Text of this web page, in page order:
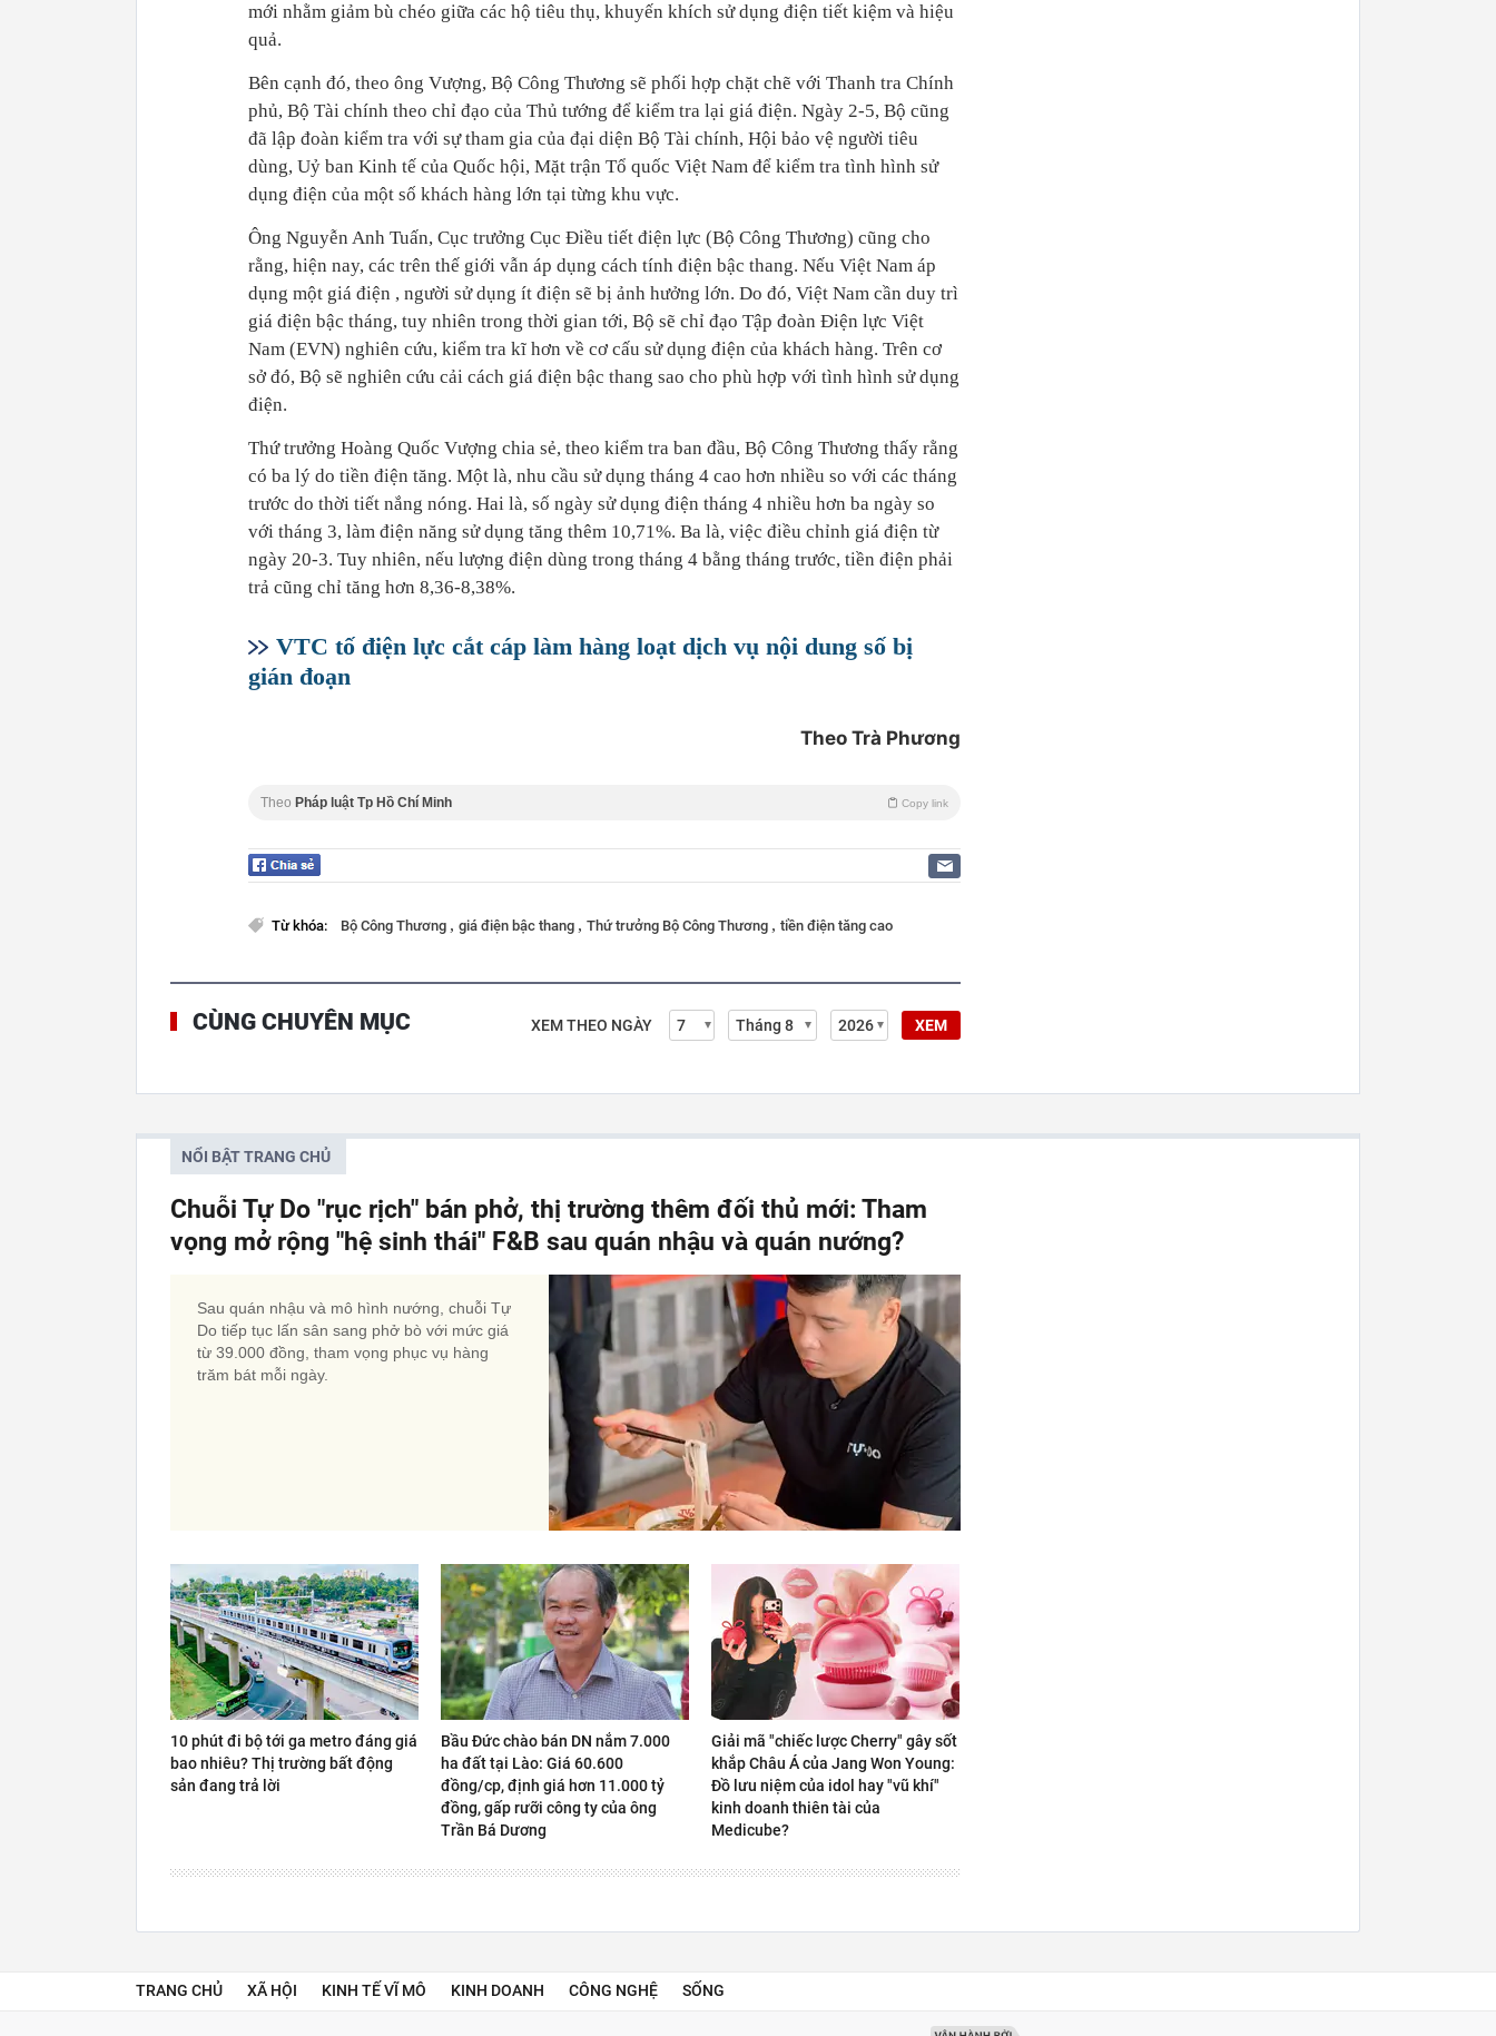
mới nhằm giảm bù chéo giữa các hộ tiêu thụ, khuyến khích sử dụng điện tiết kiệm và hiệu
quả.
Bên cạnh đó, theo ông Vượng, Bộ Công Thương sẽ phối hợp chặt chẽ với Thanh tra Chính
phủ, Bộ Tài chính theo chỉ đạo của Thủ tướng để kiểm tra lại giá điện. Ngày 2-5, Bộ cũng
đã lập đoàn kiểm tra với sự tham gia của đại diện Bộ Tài chính, Hội bảo vệ người tiêu
dùng, Uỷ ban Kinh tế của Quốc hội, Mặt trận Tổ quốc Việt Nam để kiểm tra tình hình sử
dụng điện của một số khách hàng lớn tại từng khu vực.
Ông Nguyễn Anh Tuấn, Cục trưởng Cục Điều tiết điện lực (Bộ Công Thương) cũng cho
rằng, hiện nay, các trên thế giới vẫn áp dụng cách tính điện bậc thang. Nếu Việt Nam áp
dụng một giá điện , người sử dụng ít điện sẽ bị ảnh hưởng lớn. Do đó, Việt Nam cần duy trì
giá điện bậc tháng, tuy nhiên trong thời gian tới, Bộ sẽ chỉ đạo Tập đoàn Điện lực Việt
Nam (EVN) nghiên cứu, kiểm tra kĩ hơn về cơ cấu sử dụng điện của khách hàng. Trên cơ
sở đó, Bộ sẽ nghiên cứu cải cách giá điện bậc thang sao cho phù hợp với tình hình sử dụng
điện.
Thứ trưởng Hoàng Quốc Vượng chia sẻ, theo kiểm tra ban đầu, Bộ Công Thương thấy rằng
có ba lý do tiền điện tăng. Một là, nhu cầu sử dụng tháng 4 cao hơn nhiều so với các tháng
trước do thời tiết nắng nóng. Hai là, số ngày sử dụng điện tháng 4 nhiều hơn ba ngày so
với tháng 3, làm điện năng sử dụng tăng thêm 10,71%. Ba là, việc điều chỉnh giá điện từ
ngày 20-3. Tuy nhiên, nếu lượng điện dùng trong tháng 4 bằng tháng trước, tiền điện phải
trả cũng chỉ tăng hơn 8,36-8,38%.
VTC tố điện lực cắt cáp làm hàng loạt dịch vụ nội dung số bị
gián đoạn
Theo Trà Phương
Theo Pháp luật Tp Hồ Chí Minh Copy link
Từ khóa: Bộ Công Thương , giá điện bậc thang , Thứ trưởng Bộ Công Thương , tiền điện tăng cao
CÙNG CHUYÊN MỤC XEM THEO NGÀY XEM
NỔI BẬT TRANG CHỦ
Chuỗi Tự Do "rục rịch" bán phở, thị trường thêm đối thủ mới: Tham
vọng mở rộng "hệ sinh thái" F&B sau quán nhậu và quán nướng?
Sau quán nhậu và mô hình nướng, chuỗi Tự
Do tiếp tục lấn sân sang phở bò với mức giá
từ 39.000 đồng, tham vọng phục vụ hàng
trăm bát mỗi ngày.
10 phút đi bộ tới ga metro đáng giá
bao nhiêu? Thị trường bất động
sản đang trả lời
Bầu Đức chào bán DN nắm 7.000
ha đất tại Lào: Giá 60.600
đồng/cp, định giá hơn 11.000 tỷ
đồng, gấp rưỡi công ty của ông
Trần Bá Dương
Giải mã "chiếc lược Cherry" gây sốt
khắp Châu Á của Jang Won Young:
Đồ lưu niệm của idol hay "vũ khí"
kinh doanh thiên tài của
Medicube?
TRANG CHỦ XÃ HỘI KINH TẾ VĨ MÔ KINH DOANH CÔNG NGHỆ SỐNG